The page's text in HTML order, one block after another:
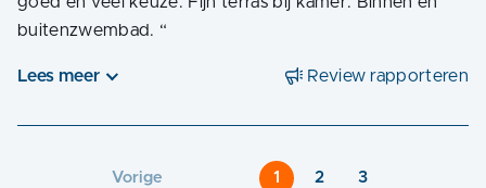
buitenzwembad. “
Lees meer Review rapporteren
Vorige 1 2 3